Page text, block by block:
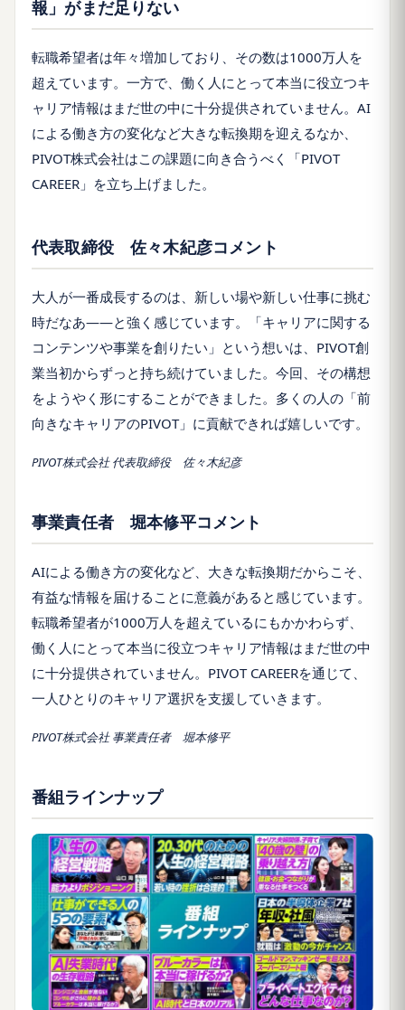
報」がまだ足りない
転職希望者は年々増加しており、その数は1000万人を
超えています。一方で、働く人にとって本当に役立つキ
ャリア情報はまだ世の中に十分提供されていません。AI
による働き方の変化など大きな転換期を迎えるなか、
PIVOT株式会社はこの課題に向き合うべく「PIVOT
CAREER」を立ち上げました。
代表取締役 佐々木紀彦コメント
大人が一番成長するのは、新しい場や新しい仕事に挑む
時だなあ——と強く感じています。「キャリアに関する
コンテンツや事業を創りたい」という想いは、PIVOT創
業当初からずっと持ち続けていました。今回、その構想
をようやく形にすることができました。多くの人の「前
向きなキャリアのPIVOT」に貢献できれば嬉しいです。
PIVOT株式会社 代表取締役 佐々木紀彦
事業責任者 堀本修平コメント
AIによる働き方の変化など、大きな転換期だからこそ、
有益な情報を届けることに意義があると感じています。
転職希望者が1000万人を超えているにもかかわらず、
働く人にとって本当に役立つキャリア情報はまだ世の中
に十分提供されていません。PIVOT CAREERを通じて、
一人ひとりのキャリア選択を支援していきます。
PIVOT株式会社 事業責任者 堀本修平
番組ラインナップ